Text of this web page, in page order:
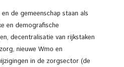
de gemeenschap staan als
en demografische
decentralisatie van rijkstaken
nieuwe Wmo en
in de zorgsector (de